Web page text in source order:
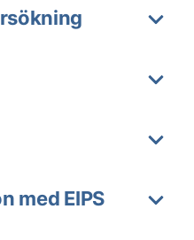
med EIPS